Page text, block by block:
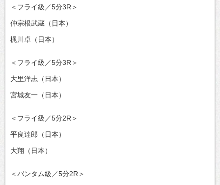
＜フライ級／5分3R＞
仲宗根武蔵（日本）
梶川卓（日本）
＜フライ級／5分3R＞
大里洋志（日本）
宮城友一（日本）
＜フライ級／5分2R＞
平良達郎（日本）
大翔（日本）
＜バンタム級／5分2R＞